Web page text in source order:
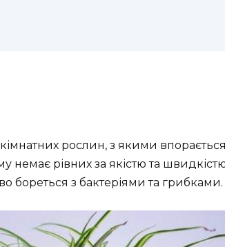
рослин, з якими
немає рівних за якістю та
бореться з бактеріями та грибками.